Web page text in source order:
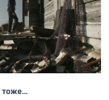
тоже…